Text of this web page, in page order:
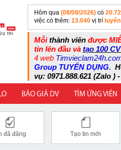
Hôm qua (08/08/2026) có
việc có thêm: 13.040 vị trí
Mỗithành viên được
tin lên đầu và tạo 100
4 web
Group TUYỂN DỤNG.
vụ: 0971.888.621 (Zalo )
BÁO GIÁ DV TÌM ỨNG VIÊN
đã đăng Tạo tin mới